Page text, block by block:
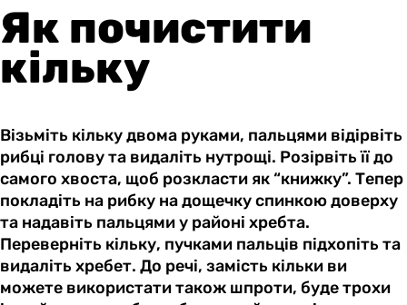
Як почистити
кільку
Візьміть кільку двома руками, пальцями відірвіть
рибці голову та видаліть нутрощі. Розірвіть її до
самого хвоста, щоб розкласти як “книжку”. Тепер
покладіть на рибку на дощечку спинкою доверху
та надавіть пальцями у районі хребта.
Переверніть кільку, пучками пальців підхопіть та
видаліть хребет. До речі, замість кільки ви
можете використати також шпроти, буде трохи